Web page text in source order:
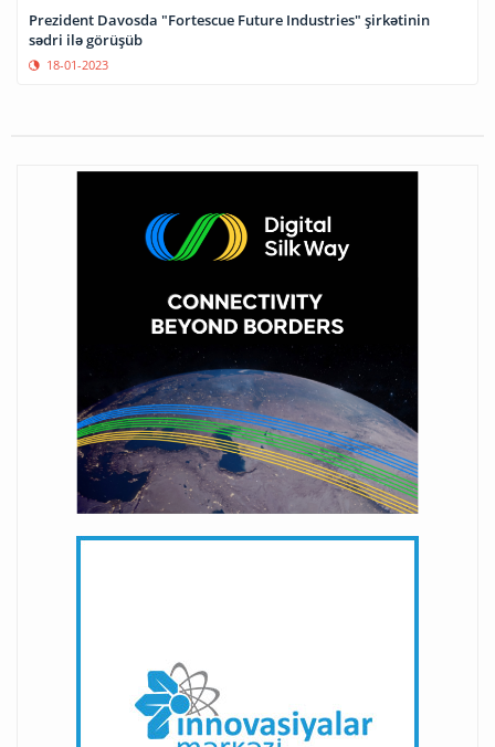
Prezident Davosda "Fortescue Future Industries" şirkətinin
sədri ilə görüşüb
18-01-2023